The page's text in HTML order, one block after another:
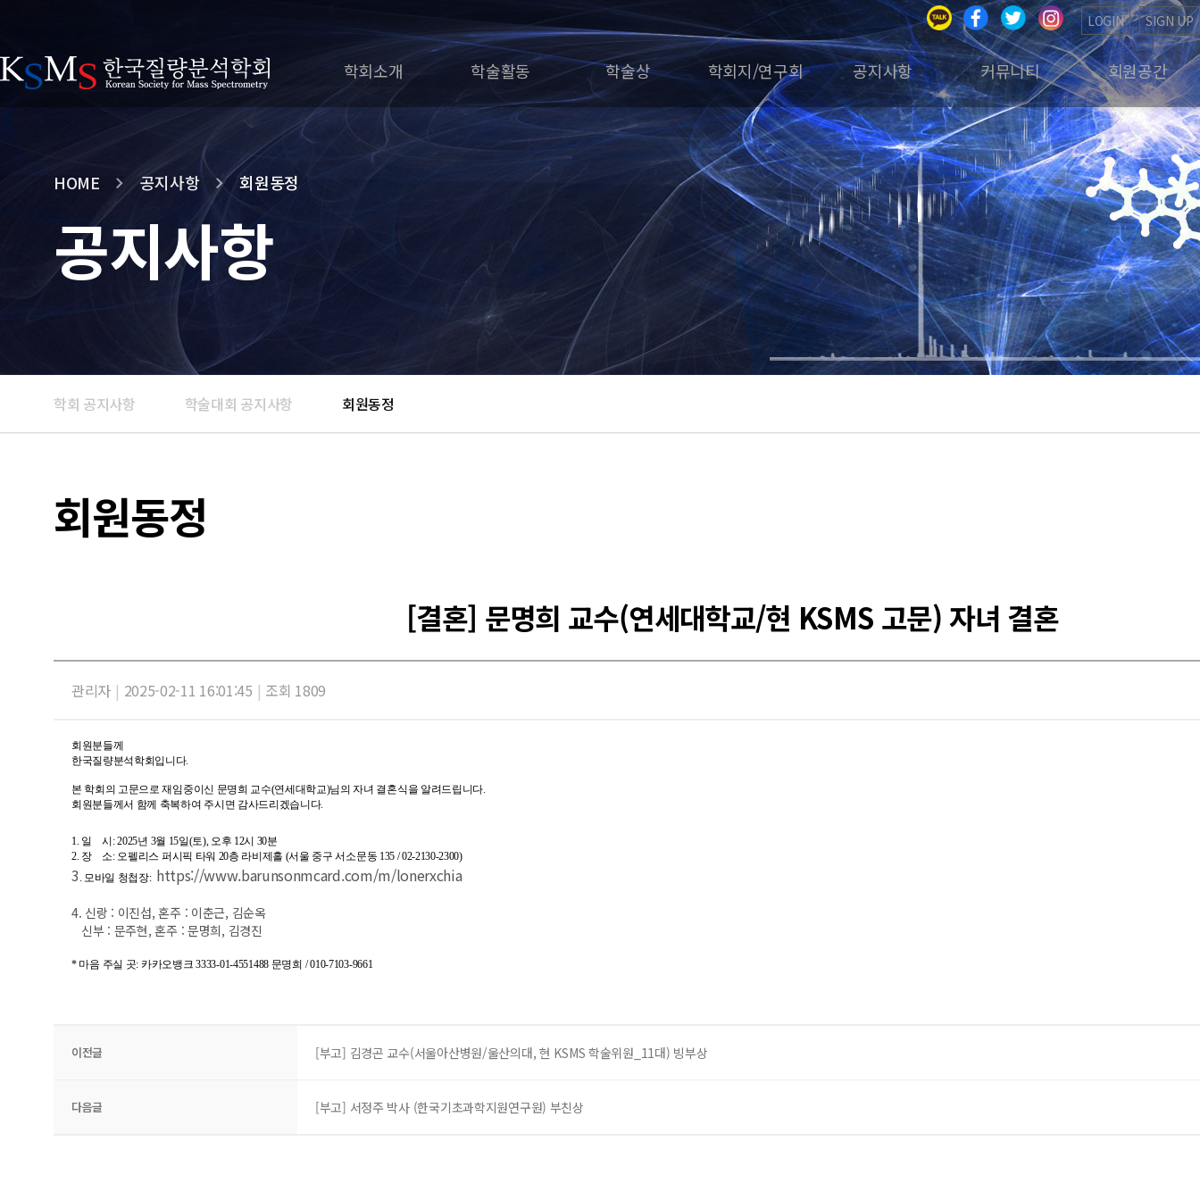
LOGIN SIGN UP
학회소개 학술활동 학술상 학회지/연구회 공지사항 커뮤니티 회원공간
HOME 공지사항 회원동정
공지사항
학회 공지사항 학술대회 공지사항 회원동정
회원동정
[결혼] 문명희 교수(연세대학교/현 KSMS 고문) 자녀 결혼
관리자 | 2025-02-11 16:01:45 | 조회 1809
회원분들께
한국질량분석학회입니다.
본 학회의 고문으로 재임중이신 문명희 교수(연세대학교)님의 자녀 결혼식을 알려드립니다.
회원분들께서 함께 축복하여 주시면 감사드리겠습니다.
1. 일 시: 2025년 3월 15일(토), 오후 12시 30분
2. 장 소: 오펠리스 퍼시픽 타워 20층 라비제홀 (서울 중구 서소문동 135 / 02-2130-2300)
3 . 모바일 청첩장: https://www.barunsonmcard.com/m/lonerxchia
4. 신랑 : 이진섭, 혼주 : 이춘근, 김순옥
신부 : 문주현, 혼주 : 문명희, 김경진
* 마음 주실 곳: 카카오뱅크 3333-01-4551488 문명희 / 010-7103-9661
이전글 [부고] 김경곤 교수(서울아산병원/울산의대, 현 KSMS 학술위원_11대) 빙부상
다음글 [부고] 서정주 박사 (한국기초과학지원연구원) 부친상